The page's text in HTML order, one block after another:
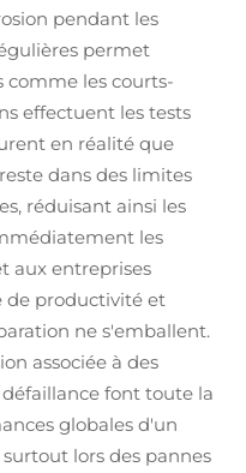
pendant les
permet
comme les courts-
effectuent les tests
en réalité que
dans des limites
réduisant ainsi les
les
aux entreprises
de productivité et
ne s'emballent.
associée à des
font toute la
globales d'un
lors des pannes